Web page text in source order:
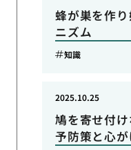
蜂が巣を作
ニズム
知識
鳩を寄せ付
予防策と心が
2025.10.25